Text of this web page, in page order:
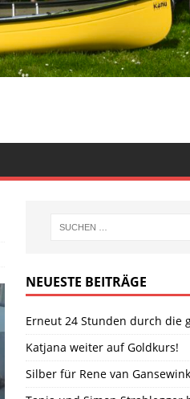
NEUESTE BEITRÄGE
Erneut 24 Stunden durch die
Katjana weiter auf Goldkurs!
Silber für Rene van